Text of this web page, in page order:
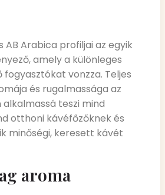
AB Arabica profiljai az egyik
amely a különleges
vonzza. Teljes
és rugalmassága az
teszi mind
otthoni kávéfőzőknek és
minőségi, keresett kávét
aroma